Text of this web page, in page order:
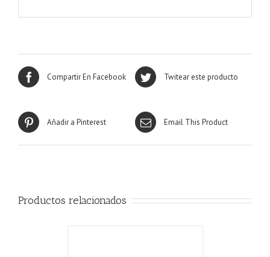
Compartir En Facebook Twitear este producto
Añadir a Pinterest Email This Product
Productos relacionados